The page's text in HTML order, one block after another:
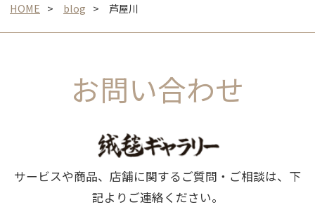
HOME blog 芦屋川
お問い合わせ
サービスや商品、店舗に関するご質問・ご相談は、下
記よりご連絡ください。